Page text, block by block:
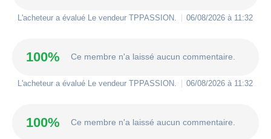
L'acheteur a évalué Le vendeur TPPASSION 06/08/2026 à 11:32
100% Ce membre n'a laissé aucun commentaire.
L'acheteur a évalué Le vendeur TPPASSION 06/08/2026 à 11:32
100% Ce membre n'a laissé aucun commentaire.